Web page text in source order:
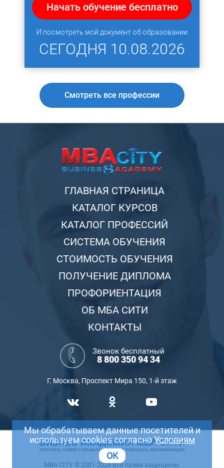
Начать обучение бесплатно
И посмотреть мой документ об образовании
СЕГОДНЯ 10.08.2026
Смотреть все профессии
ГЛАВНАЯ СТРАНИЦА
КАТАЛОГ КУРСОВ
КАТАЛОГ ПРОФЕССИЙ
СИСТЕМА ОБУЧЕНИЯ
СТОИМОСТЬ ОБУЧЕНИЯ
ПОЛУЧЕНИЕ ДИПЛОМА
ПРОФОРИЕНТАЦИЯ
ОБ МБА СИТИ
КОНТАКТЫ
Звонок бесплатный
8 800 350 94 34
Г. Москва, Проспект Мира 150, 1-й этаж
MBA CITY © 2001-2026 Все права защищены.
Мы обрабатываем данные посетителей и
используем cookies согласноУсловиям
OK